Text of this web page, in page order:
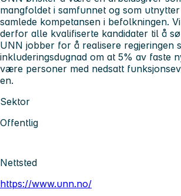
mangfoldet i samfunnet og som
samlede kompetansen i befolkningen.
derfor alle kvalifiserte kandidater til å
UNN jobber for å realisere regjeringen
inkluderingsdugnad om at 5% av faste
være personer med nedsatt
en.
Sektor
Offentlig
Nettsted
https://www.unn.no/